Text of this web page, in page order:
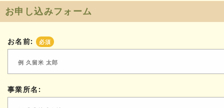
お申し込みフォーム
お名前: 必須
事業所名: